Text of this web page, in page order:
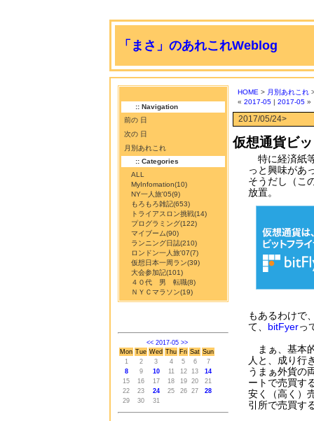
「まさ」のあれこれWeblog
:: Navigation
前の 日
次の 日
月別あれこれ
:: Categories
ALL
MyInfomation(10)
NY一人旅'05(9)
もろもろ雑記(653)
トライアスロン挑戦(14)
プログラミング(122)
マイブーム(90)
ランニング日誌(210)
ロンドン一人旅'07(7)
仮想日本一周ラン(39)
大会参加記(101)
４０代 男 転職(8)
ＮＹＣマラソン(19)
<< 2017-05 >>
Mon Tue Wed Thu Fri Sat Sun
1
2 3 4 5 6
7
8
9 10 11 12 13
14
15
16 17 18 19 20
21
22
23 24 25 26 27
28
29
30 31
HOME > 月別あれこれ
« 2017-05 | 2017-05 »
2017/05/24>
仮想通貨ビ
特に経済紙
っと興味があ
そうだし（こ
放置。
もあるわけで
て、 bitFyerっ
まぁ、基本
人と、成り行
うまぁ外貨の
ートで売買す
安く（高く）
引所で売買す